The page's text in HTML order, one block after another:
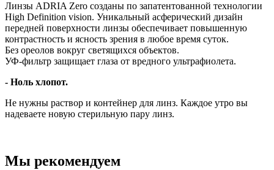
Линзы ADRIA Zero созданы по запатентованной технологии
High Definition vision. Уникальный асферический дизайн
передней поверхности линзы обеспечивает повышенную
контрастность и ясность зрения в любое время суток.
Без ореолов вокруг светящихся объектов.
УФ-фильтр защищает глаза от вредного ультрафиолета.
- Ноль хлопот.
Не нужны раствор и контейнер для линз. Каждое утро вы
надеваете новую стерильную пару линз.
Мы рекомендуем